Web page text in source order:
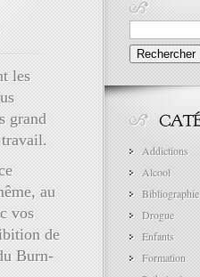
les
grand
au
vos
de
Burn-
Rechercher :
Addictions
Alcool
Bibliographie
Drogue
Enfants
Formation